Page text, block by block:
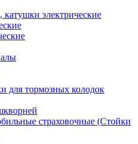
электрические
для тормозных колодок
страховочные (Стойки